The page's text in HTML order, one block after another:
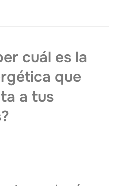
cuál es la
que
a tus